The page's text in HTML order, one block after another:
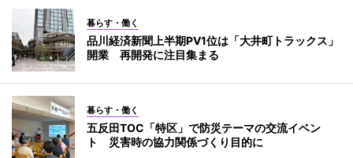
暮らす・働く
品川経済新聞上半期PV1位は「大井町トラックス」
開業 再開発に注目集まる
暮らす・働く
五反田TOC「特区」で防災テーマの交流イベン
ト 災害時の協力関係づくり目的に